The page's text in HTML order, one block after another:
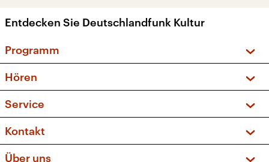
Entdecken Sie Deutschlandfunk Kultur
Programm
Sendungen und Podcasts
Musikliste
Kakadu – Das Kinderprogramm
Hören
Frequenzen (UKW + DAB+)
Service
FAQ
Apps
Kontakt
Über uns